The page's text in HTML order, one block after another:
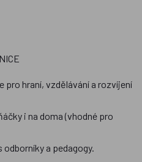
hraní, vzdělávání a rozvíjení
i na doma (vhodné pro
a pedagogy.